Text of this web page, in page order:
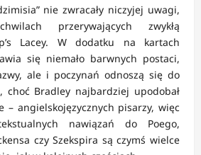
nie zwracały niczyjej uwagi,
przerywających zwykłą
Lacey. W dodatku na kartach
się niemało barwnych postaci,
ale i poczynań odnoszą się do
choć Bradley najbardziej upodobał
– angielskojęzycznych pisarzy, więc
nawiązań do Poego,
czy Szekspira są czymś wielce